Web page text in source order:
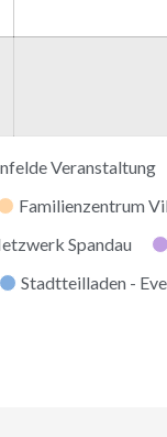
Veranstaltung
Familienzentrum
Spandau
Stadtteilladen -